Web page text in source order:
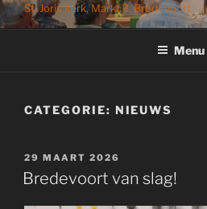
St. Joris kerk, Markt 3, Bredevoort
Menu
CATEGORIE: NIEUWS
GEPLAATST
OP
29 MAART 2026
Bredevoort van slag!